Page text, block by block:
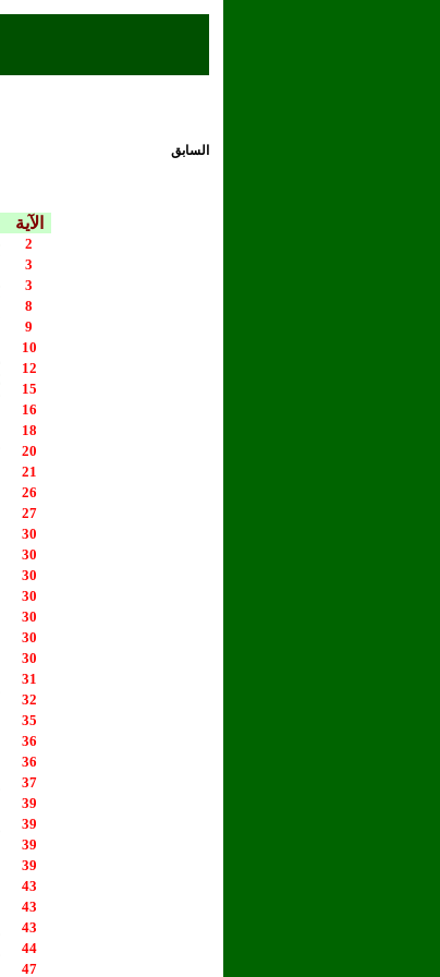
السابق
الآية
2
3
3
8
9
10
12
15
16
18
20
21
26
27
30
30
30
30
30
30
30
31
32
35
36
36
37
39
39
39
39
43
43
43
44
47